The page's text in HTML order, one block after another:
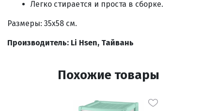
Легко стирается и проста в сборке.
Размеры: 35х58 см.
Производитель: Li Hsen, Тайвань
Похожие товары